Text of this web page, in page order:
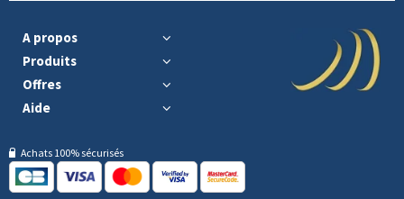
A propos
Produits
Offres
Aide
Achats 100% sécurisés